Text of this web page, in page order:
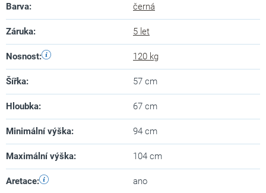
Barva: černá
Záruka: 5 let
Nosnost: 120 kg
Šířka: 57 cm
Hloubka: 67 cm
Minimální výška: 94 cm
Maximální výška: 104 cm
Aretace: ano